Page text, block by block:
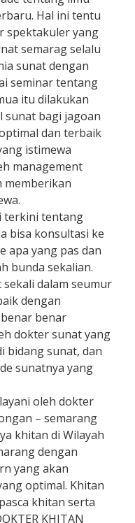
Hal ini tentu
spektakuler yang
semarag selalu
sunat dengan
seminar tentang
itu dilakukan
sunat bagi jagoan
dan terbaik
istimewa
management
memberikan
terkini tentang
bisa konsultasi ke
apa yang pas dan
bunda sekalian.
dalam seumur
dengan
benar
dokter sunat yang
bidang sunat, dan
sunatnya yang
oleh dokter
– semarang
khitan di Wilayah
dengan
yang akan
optimal. Khitan
khitan serta
KHITAN